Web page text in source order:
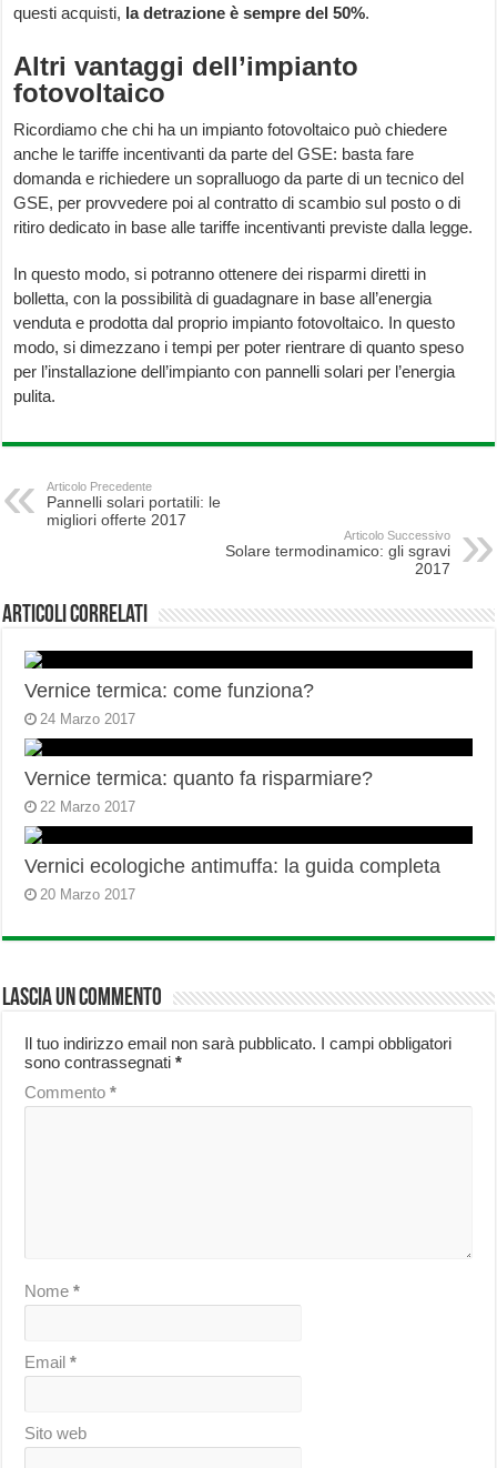
questi acquisti, la detrazione è sempre del 50%.
Altri vantaggi dell’impianto
fotovoltaico
Ricordiamo che chi ha un impianto fotovoltaico può chiedere
anche le tariffe incentivanti da parte del GSE: basta fare
domanda e richiedere un sopralluogo da parte di un tecnico del
GSE, per provvedere poi al contratto di scambio sul posto o di
ritiro dedicato in base alle tariffe incentivanti previste dalla legge.
In questo modo, si potranno ottenere dei risparmi diretti in
bolletta, con la possibilità di guadagnare in base all’energia
venduta e prodotta dal proprio impianto fotovoltaico. In questo
modo, si dimezzano i tempi per poter rientrare di quanto speso
per l’installazione dell’impianto con pannelli solari per l’energia
pulita.
Articolo Precedente
Pannelli solari portatili: le
migliori offerte 2017
Articolo Successivo
Solare termodinamico: gli sgravi
2017
Articoli correlati
Vernice termica: come funziona?
24 Marzo 2017
Vernice termica: quanto fa risparmiare?
22 Marzo 2017
Vernici ecologiche antimuffa: la guida completa
20 Marzo 2017
Lascia un commento
Il tuo indirizzo email non sarà pubblicato. I campi obbligatori
sono contrassegnati*
Commento*
Nome*
Email*
Sito web